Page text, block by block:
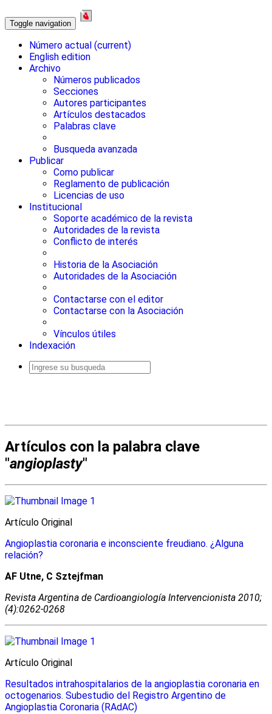
Toggle navigation
Número actual (current)
English edition
Archivo
Números publicados
Secciones
Autores participantes
Artículos destacados
Palabras clave
Busqueda avanzada
Publicar
Como publicar
Reglamento de publicación
Licencias de uso
Institucional
Soporte académico de la revista
Autoridades de la revista
Conflicto de interés
Historia de la Asociación
Autoridades de la Asociación
Contactarse con el editor
Contactarse con la Asociación
Vínculos útiles
Indexación
Artículos con la palabra clave
"angioplasty"
Artículo Original
Angioplastia coronaria e inconsciente freudiano. ¿Alguna
relación?
AF Utne, C Sztejfman
Revista Argentina de Cardioangiologí­a Intervencionista 2010;
(4):0262-0268
Artículo Original
Resultados intrahospitalarios de la angioplastia coronaria en
octogenarios. Subestudio del Registro Argentino de
Angioplastia Coronaria (RAdAC)